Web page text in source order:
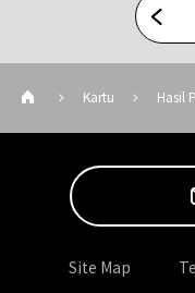
Kartu Hasil
Site Map